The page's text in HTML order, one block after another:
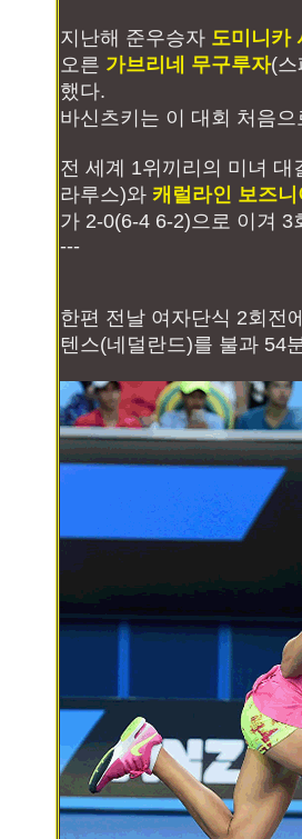
지난해 준우승자 도미니카
오른 가브리네 무구루자(
했다.
바신츠키는 이 대회 처음
전 세계 1위끼리의 미녀
라루스)와 캐럴라인 보즈
가 2-0(6-4 6-2)으로 이겨 3
---
한편 전날 여자단식 2회전
텐스(네덜란드)를 불과 54